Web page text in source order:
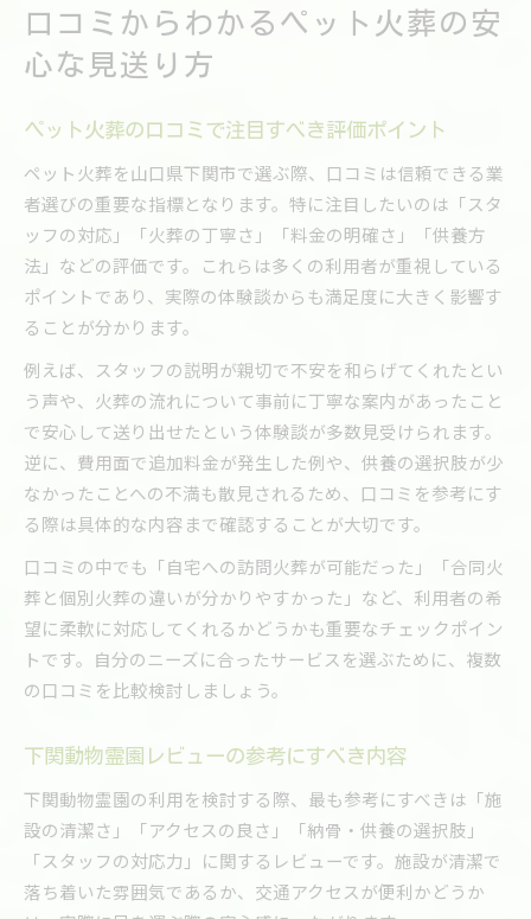
口コミからわかるペット火葬の安
心な見送り方
ペット火葬の口コミで注目すべき評価ポイント
ペット火葬を山口県下関市で選ぶ際、口コミは信頼できる業
者選びの重要な指標となります。特に注目したいのは「スタ
ッフの対応」「火葬の丁寧さ」「料金の明確さ」「供養方
法」などの評価です。これらは多くの利用者が重視している
ポイントであり、実際の体験談からも満足度に大きく影響す
ることが分かります。
例えば、スタッフの説明が親切で不安を和らげてくれたとい
う声や、火葬の流れについて事前に丁寧な案内があったこと
で安心して送り出せたという体験談が多数見受けられます。
逆に、費用面で追加料金が発生した例や、供養の選択肢が少
なかったことへの不満も散見されるため、口コミを参考にす
る際は具体的な内容まで確認することが大切です。
口コミの中でも「自宅への訪問火葬が可能だった」「合同火
葬と個別火葬の違いが分かりやすかった」など、利用者の希
望に柔軟に対応してくれるかどうかも重要なチェックポイン
トです。自分のニーズに合ったサービスを選ぶために、複数
の口コミを比較検討しましょう。
下関動物霊園レビューの参考にすべき内容
下関動物霊園の利用を検討する際、最も参考にすべきは「施
設の清潔さ」「アクセスの良さ」「納骨・供養の選択肢」
「スタッフの対応力」に関するレビューです。施設が清潔で
落ち着いた雰囲気であるか、交通アクセスが便利かどうか